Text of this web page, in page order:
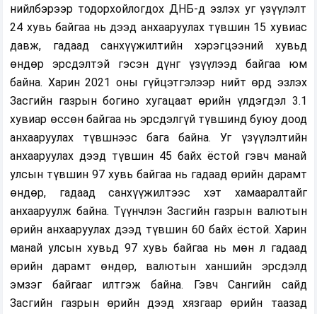
нийлбэрээр тодорхойлогдох ДНБ-д эзлэх уг үзүүлэлт
24 хувь байгаа нь дээд анхааруулах түвшин 15 хувиас
давж, гадаад санхүүжилтийн хэрэгцээний хувьд
өндөр эрсдэлтэй гэсэн дүнг үзүүлээд байгаа юм
байна. Харин 2021 оны гүйцэтгэлээр нийт өрд эзлэх
Засгийн газрын богино хугацаат өрийн үлдэгдэл 3.1
хувиар өссөн байгаа нь эрсдэлгүй түвшинд буюу доод
анхааруулах түвшнээс бага байна. Уг үзүүлэлтийн
анхааруулах дээд түвшин 45 байх ёстой гэвч манай
улсын түвшин 97 хувь байгаа нь гадаад өрийн дарамт
өндөр, гадаад санхүүжилтээс хэт хамааралтайг
анхааруулж байна. Түүнчлэн Засгийн газрын валютын
өрийн анхааруулах дээд түвшин 60 байх ёстой. Харин
манай улсын хувьд 97 хувь байгаа нь мөн л гадаад
өрийн дарамт өндөр, валютын ханшийн эрсдэлд
эмзэг байгааг илтгэж байна. Гэвч Сангийн сайд
Засгийн газрын өрийн дээд хязгаар өрийн таазад